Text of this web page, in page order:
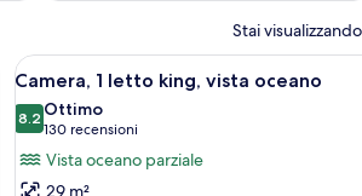
Stai
attraverso ampie finestre.
una scrivania, una sedia, una televisione e un
Apri
tutte
le
foto
per
Camera
2
Camera, 1 letto king, vista oceano
8.28.2 su 10
Ottimo
130 recensioni
(130
recensioni)
Vista oceano parziale
29 m²